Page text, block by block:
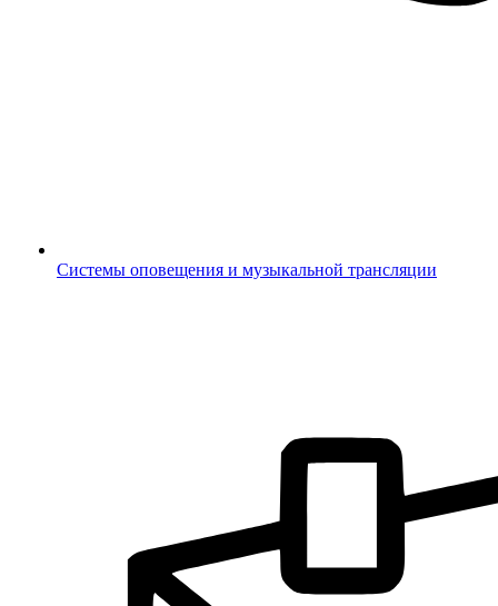
Системы оповещения и музыкальной трансляции